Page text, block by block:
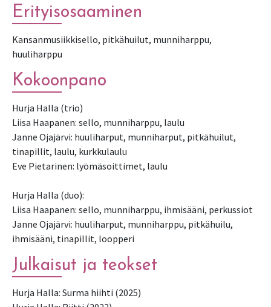
Erityisosaaminen
Kansanmusiikkisello, pitkähuilut, munniharppu,
huuliharppu
Kokoonpano
Hurja Halla (trio)
Liisa Haapanen: sello, munniharppu, laulu
Janne Ojajärvi: huuliharput, munniharput, pitkähuilut,
tinapillit, laulu, kurkkulaulu
Eve Pietarinen: lyömäsoittimet, laulu
Hurja Halla (duo):
Liisa Haapanen: sello, munniharppu, ihmisääni, perkussiot
Janne Ojajärvi: huuliharput, munniharppu, pitkähuilu,
ihmisääni, tinapillit, loopperi
Julkaisut ja teokset
Hurja Halla: Surma hiihti (2025)